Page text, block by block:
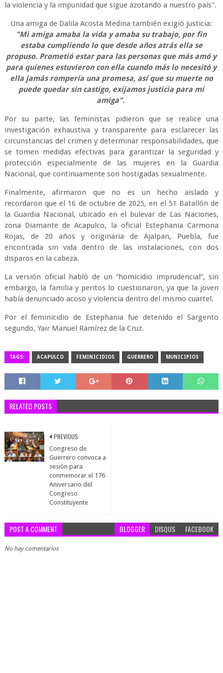
la violencia y la impunidad que sigue azotando a nuestro país".
Una amiga de Dalila Acosta Medina también exigió justicia:
"Mi amiga amaba la vida y amaba su trabajo, por fin
estaba cumpliendo lo que desde años atrás ella se
propuso. Prometió estar para las personas que más amó y
para quienes estuvieron con ella cuando más lo necesitó y
ella jamás rompería una promesa, así que su muerte no
puede quedar sin castigo, exijamos justicia para mí
amiga".
Por su parte, las feministas pidieron que se realice una
investigación exhaustiva y transparente para esclarecer las
circunstancias del crimen y determinar responsabilidades, que
se tomen medidas efectivas para garantizar la seguridad y
protección especialmente de las mujeres en la Guardia
Nacional, que continuamente son hostigadas sexualmente.
Finalmente, afirmaron que no es un hecho aislado y
recordaron que el 16 de octubre de 2025, en el 51 Batallón de
la Guardia Nacional, ubicado en el bulevar de Las Naciones,
zona Diamante de Acapulco, la oficial Estephania Carmona
Rojas, de 20 años y originaria de Ajalpan, Puebla, fue
encontrada sin vida dentro de las instalaciones, con dos
disparos en la cabeza.
La versión oficial habló de un “homicidio imprudencial”, sin
embargo, la familia y peritos lo cuestionaron, ya que la joven
había denunciado acoso y violencia dentro del mismo cuartel.
Por el feminicidio de Estephania fue detenido el Sargento
segundo, Yair Manuel Ramírez de la Cruz.
TAGS: ACAPULCO FEMINICIDIOS GUERRERO MUNICIPIOS
RELATED POSTS
PREVIOUS
Congreso de
Guerrero convoca a
sesión para
conmemorar el 176
Aniversario del
Congreso
Constituyente
POST A COMMENT BLOGGER DISQUS FACEBOOK
No hay comentarios